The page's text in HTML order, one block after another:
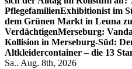
PflegefamilienExhibitionist im
dem Grünen Markt in Leuna
VerdächtigenMerseburg:
Kollision in Merseburg-Süd:
Altkleidercontainer – die 13
Sa.. Aug. 8th, 2026